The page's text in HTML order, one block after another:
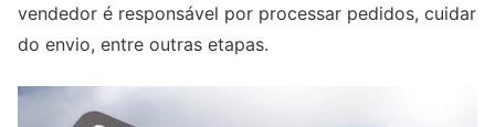
vendedor é responsável por processar pedidos, cuidar
do envio, entre outras etapas.